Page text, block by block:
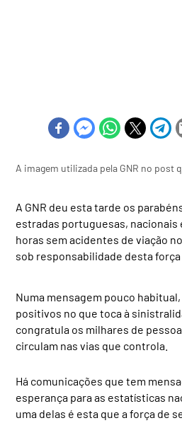
A imagem utilizada pela GNR no post
A GNR deu esta tarde os
estradas portuguesas, nacionais
horas sem acidentes de viação
sob responsabilidade desta força
Numa mensagem pouco
positivos no que toca à
congratula os milhares de
circulam nas vias que controla.
Há comunicações que tem
esperança para as estatísticas
uma delas é esta que a força de